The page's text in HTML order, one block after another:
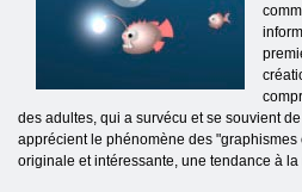
des adultes, qui a survécu et se souvient
apprécient le phénomène des
originale et intéressante, une tendance à la